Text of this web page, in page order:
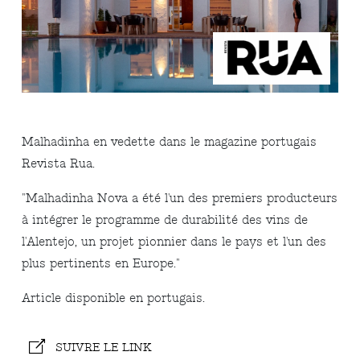
Malhadinha en vedette dans le magazine portugais
Revista Rua.
"Malhadinha Nova a été l'un des premiers producteurs
à intégrer le programme de durabilité des vins de
l'Alentejo, un projet pionnier dans le pays et l'un des
plus pertinents en Europe."
Article disponible en portugais.
SUIVRE LE LINK